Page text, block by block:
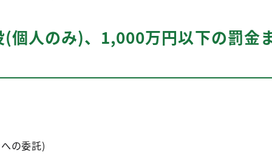
個人のみ)、1,000万円以下の罰金
の委託)